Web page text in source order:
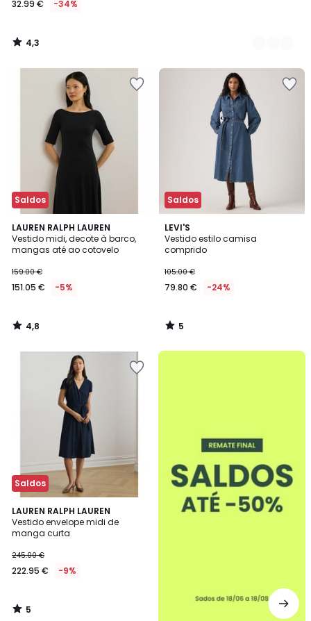
em
de
49.99
aplicado.
32.99 € -34%
4,3
/
Saldos
LAUREN RALPH LAUREN
Vestido midi, decote à barco,
mangas até ao cotovelo
159.00 €
151.05 € -5%
4,8
/ 5
4,8
/
Saldos
LEVI'S
Vestido estilo camisa
comprido
105.00 €
79.80 € -24%
5
/
5
5
/
Saldos
LAUREN RALPH LAUREN
Vestido envelope midi de
manga curta
245.00 €
222.95 € -9%
5
/
5
5
/
até